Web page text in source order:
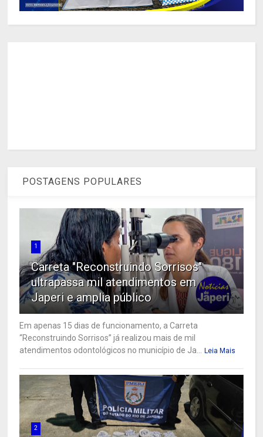
POSTAGENS POPULARES
1
Carreta "Reconstruindo Sorrisos"
ultrapassa mil atendimentos em
Japeri e amplia público
Em apenas 15 dias de funcionamento, a Carreta
“Reconstruindo Sorrisos” já realizou mais de mil
atendimentos odontológicos no município de Ja...
Leia Mais
2